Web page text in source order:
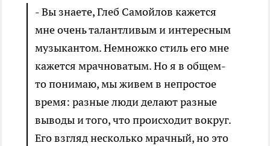
- Вы знаете, Глеб Самойлов кажется
мне очень талантливым и интересным
музыкантом. Немножко стиль его мне
кажется мрачноватым. Но я в общем-
то понимаю, мы живем в непростое
время: разные люди делают разные
выводы и того, что происходит вокруг.
Его взгляд несколько мрачный, но это